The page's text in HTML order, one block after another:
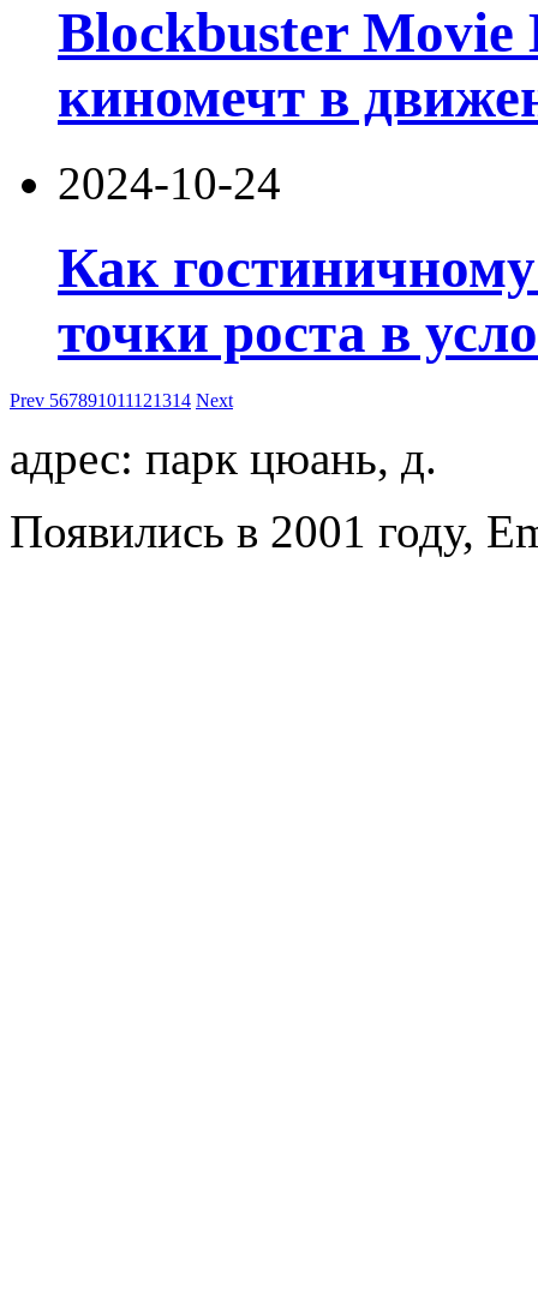
Blockbuster
киномечт в
2024-10-24
Как
точки роста в
Prev 567891011121314 Next
адрес: парк цюань, д.
Появились в 2001 году,